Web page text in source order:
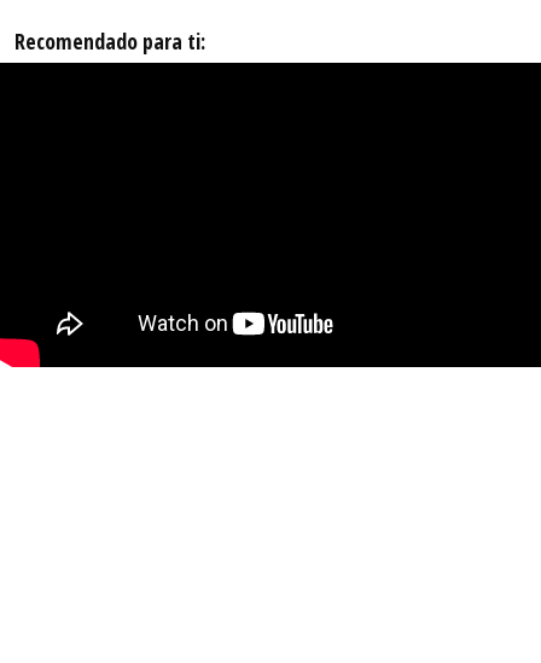
Recomendado para ti: